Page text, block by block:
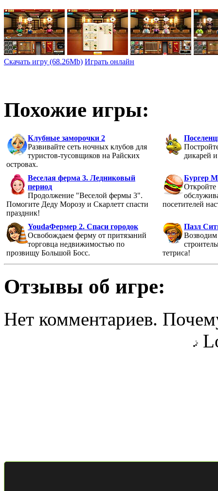
Скачать игру (68.26Mb) Играть онлайн
Похожие игры:
Клубные заморочки 2
Развивайте сеть ночных клубов для
туристов-тусовщиков на Райских
островах.
дикарей
Веселая ферма 3. Ледниковый
период
Продолжение "Веселой фермы 3".
Помогите Деду Морозу и Скарлетт спасти
праздник!
Бургер
Откройте
посетителей
YoudaФермер 2. Спаси городок
Освобождаем ферму от притязаний
торговца недвижимостью по
прозвищу Большой Босс.
Пазл
Возводим
тетриса!
Отзывы об игре:
Нет комментариев.